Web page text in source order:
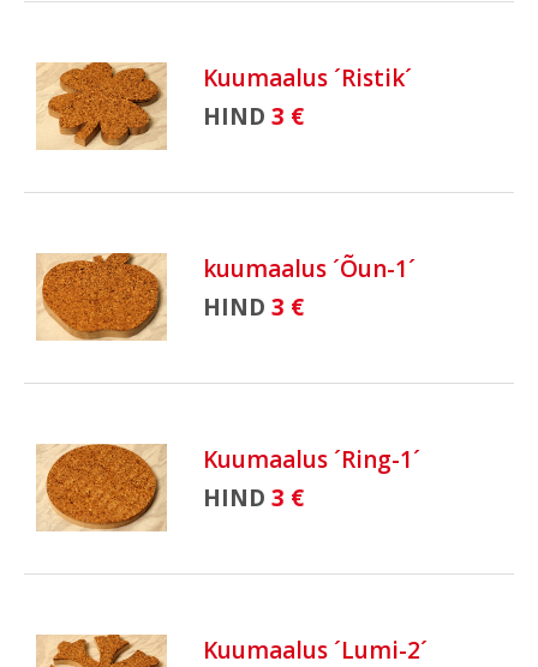
Kuumaalus ´Ristik´
HIND 3 €
kuumaalus ´Õun-1´
HIND 3 €
Kuumaalus ´Ring-1´
HIND 3 €
Kuumaalus ´Lumi-2´